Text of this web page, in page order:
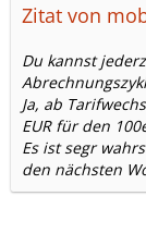
Zitat von
Du kannst
Ja, ab
EUR für den
Es ist segr
den nächsten